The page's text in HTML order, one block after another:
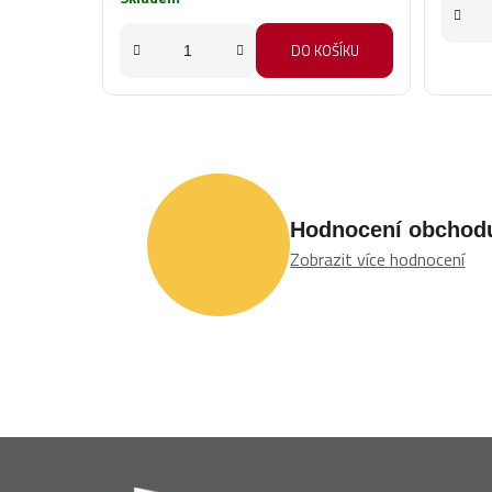
5
DO KOŠÍKU
Hodnocení
Zobrazit více hodnocení